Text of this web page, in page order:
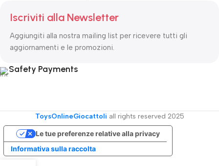
Iscriviti alla Newsletter
Aggiungiti alla nostra mailing list per ricevere tutti gli
aggiornamenti e le promozioni.
Safety Payments
ToysOnlineGiocattoli all rights reserved 2025
Informativa sulla raccolta
Le tue preferenze relative alla privacy